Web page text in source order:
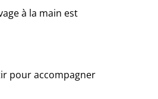
à la main est
pour accompagner